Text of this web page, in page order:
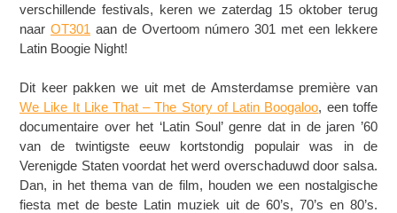
verschillende festivals, keren we zaterdag 15 oktober terug
naar OT301 aan de Overtoom número 301 met een lekkere
Latin Boogie Night!
Dit keer pakken we uit met de Amsterdamse première van
We Like It Like That – The Story of Latin Boogaloo, een toffe
documentaire over het ‘Latin Soul’ genre dat in de jaren ’60
van de twintigste eeuw kortstondig populair was in de
Verenigde Staten voordat het werd overschaduwd door salsa.
Dan, in het thema van de film, houden we een nostalgische
fiesta met de beste Latin muziek uit de 60’s, 70’s en 80’s.